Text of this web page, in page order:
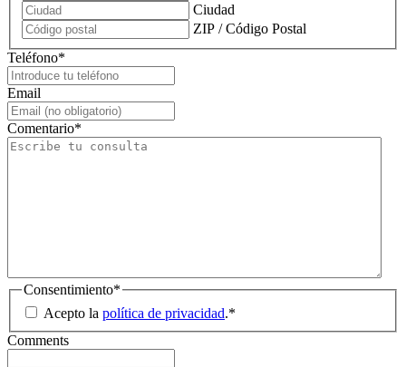
Ciudad
ZIP / Código Postal
Teléfono*
Email
Comentario*
Consentimiento*
Acepto la política de privacidad.*
Comments